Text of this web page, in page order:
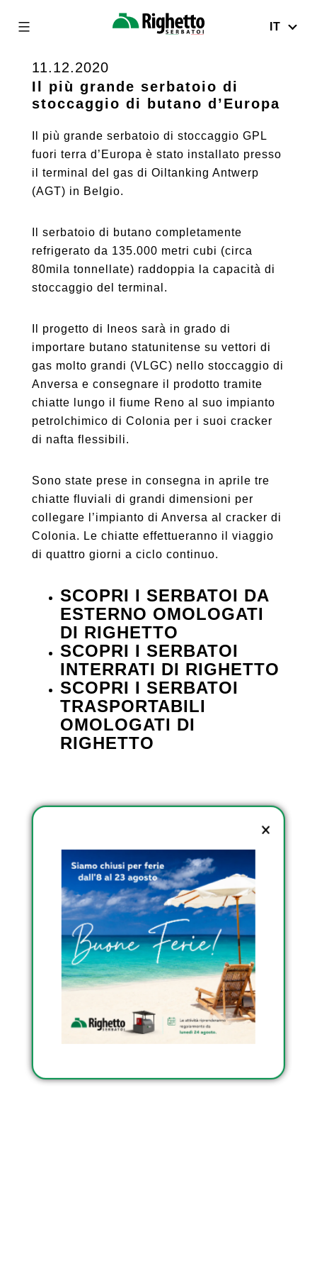
content
Righetto
IT
11.12.2020
Il più grande serbatoio di
stoccaggio di butano d’Europa
Il più grande serbatoio di stoccaggio GPL
fuori terra d’Europa è stato installato presso
il terminal del gas di Oiltanking Antwerp
(AGT) in Belgio.
Il serbatoio di butano completamente
refrigerato da 135.000 metri cubi (circa
80mila tonnellate) raddoppia la capacità di
stoccaggio del terminal.
Il progetto di Ineos sarà in grado di
importare butano statunitense su vettori di
gas molto grandi (VLGC) nello stoccaggio di
Anversa e consegnare il prodotto tramite
chiatte lungo il fiume Reno al suo impianto
petrolchimico di Colonia per i suoi cracker
di nafta flessibili.
Sono state prese in consegna in aprile tre
chiatte fluviali di grandi dimensioni per
collegare l’impianto di Anversa al cracker di
Colonia. Le chiatte effettueranno il viaggio
di quattro giorni a ciclo continuo.
SCOPRI I SERBATOI DA
ESTERNO OMOLOGATI
DI RIGHETTO
SCOPRI I SERBATOI
INTERRATI DI RIGHETTO
SCOPRI I SERBATOI
TRASPORTABILI
OMOLOGATI DI
RIGHETTO
Condividi